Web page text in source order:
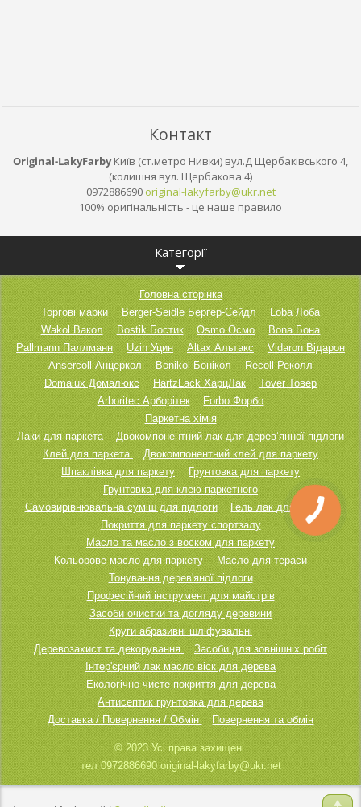
Контакт
Original-LakyFarby Київ (ст.метро Нивки) вул.Д Щербаківського 4,
(колишня вул. Щербакова 4)
0972886690 original-lakyfarby@ukr.net
100% оригінальність - це наше правило
Категорії
Головна сторінка
Торгові марки
Berger-Seidle Бергер-Сейдл
Loba Лоба
Wakol Вакол
Bostik Бостик Osmo Осмо
Bona Бона
Pallmann Паллманн
Uzin Уцин Altax Альтакс
Vidaron Відарон
Ansercoll Анцеркол
Bonikol Бонікол
Recoll Реколл
Domalux Домалюкс
HartzLack ХарцЛак
Tover Товер
Arboritec Арборітек
Forbo Форбо
Паркетна хімія
Лаки для паркета
Двокомпонентний лак для дерев’янної підлоги
Клей для паркета
Двокомпонентний клей для паркету
Шпаклівка для паркету
Грунтовка для паркету
Грунтовка для клею паркетного
Самовирівнювальна суміш для підлоги
Гель лак для паркету
Покриття для паркету спортзалу
Масло та масло з воском для паркету
Кольорове масло для паркету
Масло для тераси
Тонування дерев'яної підлоги
Професійний інструмент для майстрів
Засоби очистки та догляду деревини
Круги абразивні шліфувальні
Деревозахист та декорування
Засоби для зовнішніх робіт
Інтер'єрний лак масло віск для дерева
Екологічно чисте покриття для дерева
Антисептик грунтовка для дерева
Доставка / Повернення / Обмін
Повернення та обмін
© 2023 Усі права захищені.
тел 0972886690 original-lakyfarby@ukr.net